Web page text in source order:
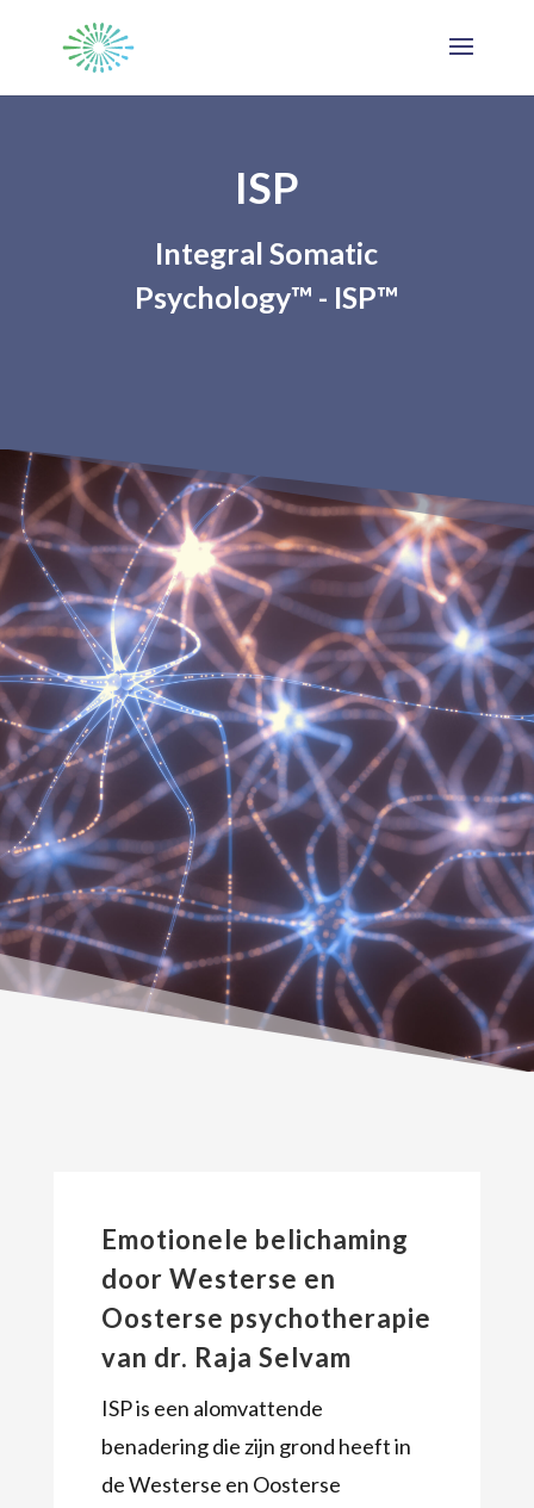
ISP
Integral Somatic
Psychology™ - ISP™
Emotionele belichaming
door Westerse en
Oosterse psychotherapie
van dr. Raja Selvam
ISP is een alomvattende
benadering die zijn grond heeft in
de Westerse en Oosterse